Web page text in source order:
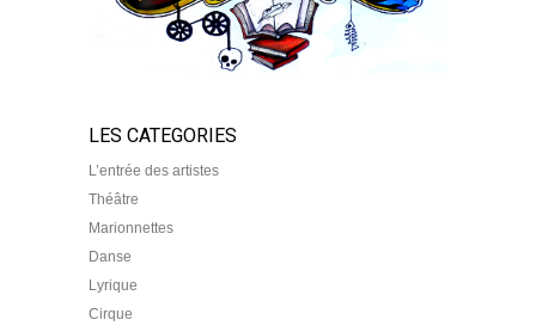
LES CATEGORIES
L’entrée des artistes
Théâtre
Marionnettes
Danse
Lyrique
Cirque